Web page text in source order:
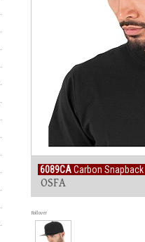
6089CACarbon Snapback
OSFA
Rollover